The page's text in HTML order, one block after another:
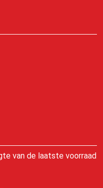
van de laatste voorraad